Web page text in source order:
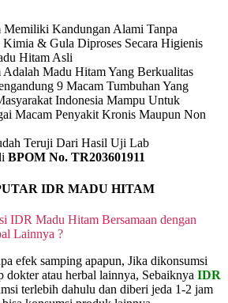
Kandungan Alami Tanpa
Kimia & Gula Diproses Secara Higienis
Hitam Asli
Madu Hitam Yang Berkualitas
9 Macam Tumbuhan Yang
Indonesia Mampu Untuk
Macam Penyakit Kronis Maupun Non
Teruji Dari Hasil Uji Lab
BPOM No. TR203601911
IDR MADU HITAM
IDR Madu Hitam Bersamaan dengan
Lainnya ?
efek samping apapun, Jika dikonsumsi
dokter atau herbal lainnya, Sebaiknya IDR
terlebih dahulu dan diberi jeda 1-2 jam